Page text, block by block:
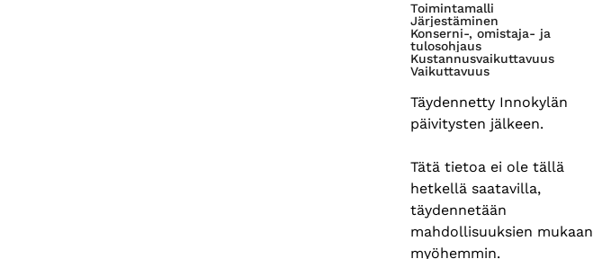
Toimintamalli
Järjestäminen
Konserni-, omistaja- ja
tulosohjaus
Kustannusvaikuttavuus
Vaikuttavuus
Täydennetty Innokylän
päivitysten jälkeen.
Tätä tietoa ei ole tällä
hetkellä saatavilla,
täydennetään
mahdollisuuksien mukaan
myöhemmin.